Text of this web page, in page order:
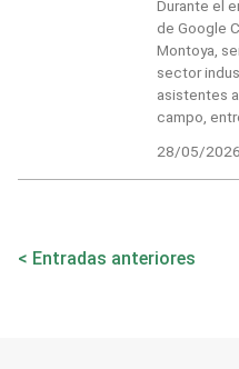
Durante el
de Google
Montoya,
sector
asistentes
campo,
28/05/
Navegación
Entradas anteriores